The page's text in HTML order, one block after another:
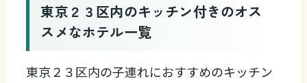
東京２３区内のキッチン付きのオス
スメなホテル一覧
東京２３区内の子連れにおすすめのキッチン